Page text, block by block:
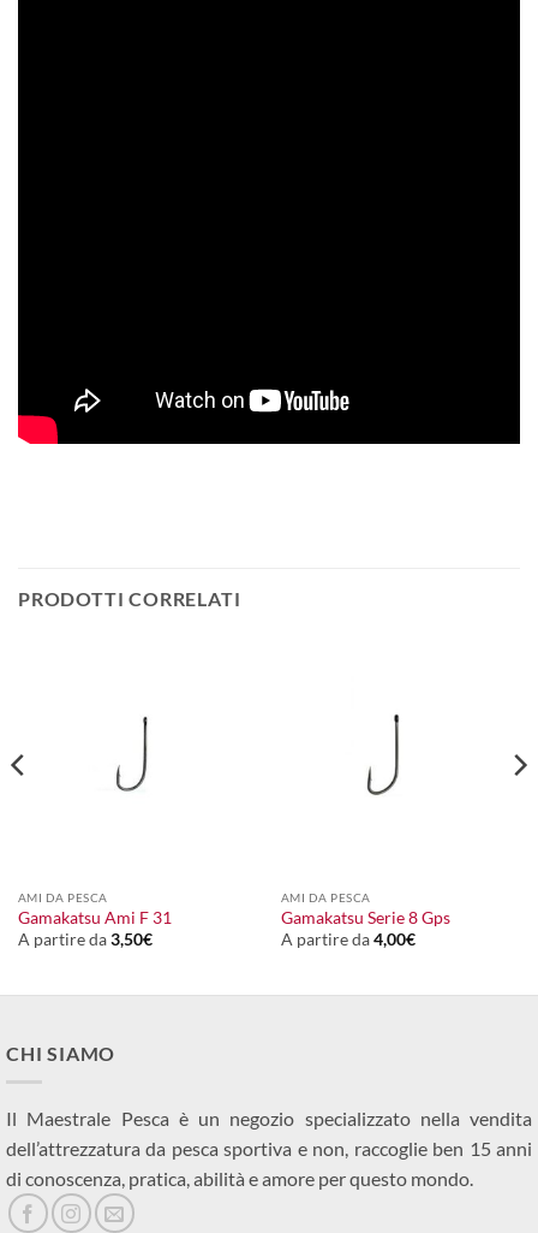
PRODOTTI CORRELATI
AMI DA PESCA
Gamakatsu Ami F 31
A partire da3,50€
AMI DA PESCA
Gamakatsu Serie 8 Gps
A partire da4,00€
CHI SIAMO
Il Maestrale Pesca è un negozio specializzato nella vendita
dell’attrezzatura da pesca sportiva e non, raccoglie ben 15 anni
di conoscenza, pratica, abilità e amore per questo mondo.